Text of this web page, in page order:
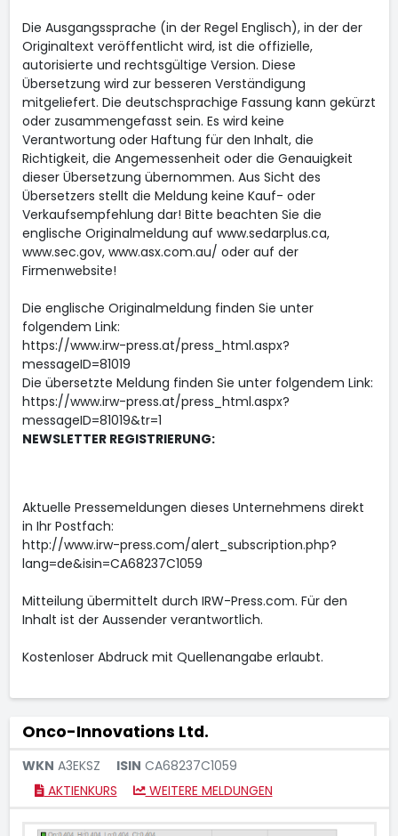
Die Ausgangssprache (in der Regel Englisch), in der der
Originaltext veröffentlicht wird, ist die offizielle,
autorisierte und rechtsgültige Version. Diese
Übersetzung wird zur besseren Verständigung
mitgeliefert. Die deutschsprachige Fassung kann gekürzt
oder zusammengefasst sein. Es wird keine
Verantwortung oder Haftung für den Inhalt, die
Richtigkeit, die Angemessenheit oder die Genauigkeit
dieser Übersetzung übernommen. Aus Sicht des
Übersetzers stellt die Meldung keine Kauf- oder
Verkaufsempfehlung dar! Bitte beachten Sie die
englische Originalmeldung auf www.sedarplus.ca,
www.sec.gov, www.asx.com.au/ oder auf der
Firmenwebsite!
Die englische Originalmeldung finden Sie unter
folgendem Link:
https://www.irw-press.at/press_html.aspx?
messageID=81019
Die übersetzte Meldung finden Sie unter folgendem Link:
https://www.irw-press.at/press_html.aspx?
messageID=81019&tr=1
NEWSLETTER REGISTRIERUNG:
Aktuelle Pressemeldungen dieses Unternehmens direkt
in Ihr Postfach:
http://www.irw-press.com/alert_subscription.php?
lang=de&isin=CA68237C1059
Mitteilung übermittelt durch IRW-Press.com. Für den
Inhalt ist der Aussender verantwortlich.
Kostenloser Abdruck mit Quellenangabe erlaubt.
Onco-Innovations Ltd.
WKN A3EKSZ ISIN CA68237C1059
AKTIENKURS
WEITERE MELDUNGEN